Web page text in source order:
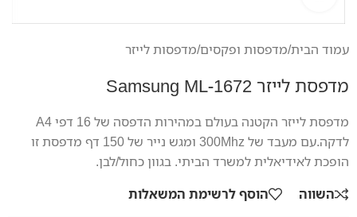
עמוד הבית/מדפסות ופקסים/מדפסות לייזר
מדפסת לייזר Samsung ML-1672
מדפסת לייזר הקטנה בעולם במהירות הדפסה של 16 דפי A4
לדקה.עם מעבד של 300Mhz ומגש נייר של 150 דף מדפסת זו
הופכת לאידיאלית למשרד הביתי. בגוון כחול/לבן.
השווה
הוסף לרשימת המשאלות